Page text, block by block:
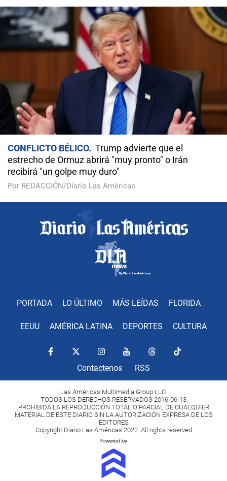
CONFLICTO BÉLICO
Trump advierte que el
estrecho de Ormuz abrirá "muy pronto" o Irán
recibirá "un golpe muy duro"
Por REDACCIÓN/Diario Las Américas
PORTADA LO ÚLTIMO MÁS LEÍDAS FLORIDA
EEUU AMÉRICA LATINA DEPORTES CULTURA
Contactenos RSS
Las Américas Multimedia Group LLC.
TODOS LOS DERECHOS RESERVADOS 2016-06-13
PROHIBIDA LA REPRODUCCIÓN TOTAL O PARCIAL DE CUALQUIER
MATERIAL DE ESTE DIARIO SIN LA AUTORIZACIÓN EXPRESA DE LOS
EDITORES
Copyright Diario Las Américas 2022. All rights reserved